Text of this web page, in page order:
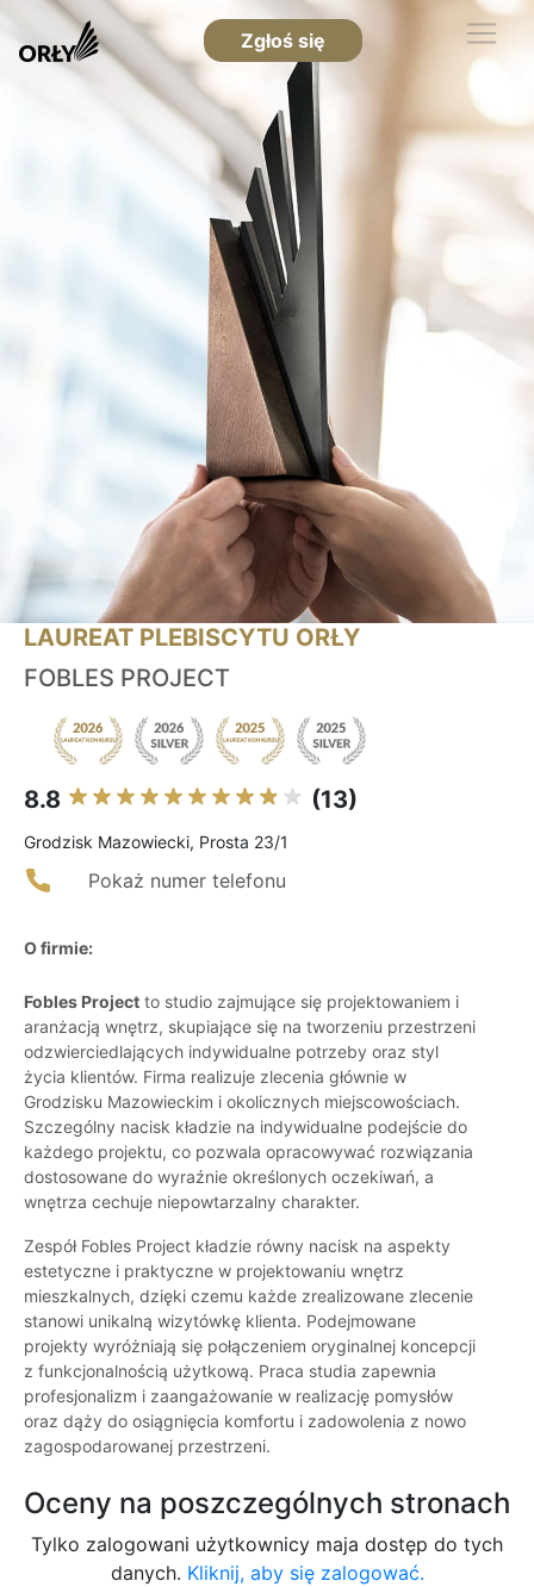
Zgłoś się
LAUREAT PLEBISCYTU ORŁY
FOBLES PROJECT
8.8 (13)
Grodzisk Mazowiecki, Prosta 23/1
Pokaż numer telefonu
O firmie:
Fobles Project to studio zajmujące się projektowaniem i
aranżacją wnętrz, skupiające się na tworzeniu przestrzeni
odzwierciedlających indywidualne potrzeby oraz styl
życia klientów. Firma realizuje zlecenia głównie w
Grodzisku Mazowieckim i okolicznych miejscowościach.
Szczególny nacisk kładzie na indywidualne podejście do
każdego projektu, co pozwala opracowywać rozwiązania
dostosowane do wyraźnie określonych oczekiwań, a
wnętrza cechuje niepowtarzalny charakter.
Zespół Fobles Project kładzie równy nacisk na aspekty
estetyczne i praktyczne w projektowaniu wnętrz
mieszkalnych, dzięki czemu każde zrealizowane zlecenie
stanowi unikalną wizytówkę klienta. Podejmowane
projekty wyróżniają się połączeniem oryginalnej koncepcji
z funkcjonalnością użytkową. Praca studia zapewnia
profesjonalizm i zaangażowanie w realizację pomysłów
oraz dąży do osiągnięcia komfortu i zadowolenia z nowo
zagospodarowanej przestrzeni.
Oceny na poszczególnych stronach
Tylko zalogowani użytkownicy maja dostęp do tych
danych. Kliknij, aby się zalogować.